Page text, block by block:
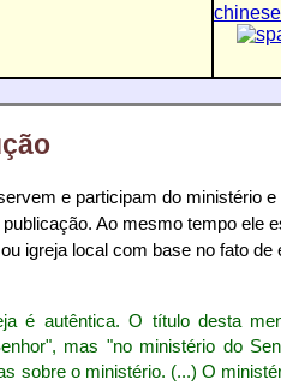
e participam do ministério
Ao mesmo tempo ele
igreja local com base no fato de
é autêntica. O título desta
mas "no ministério do
sobre o ministério. (...) O